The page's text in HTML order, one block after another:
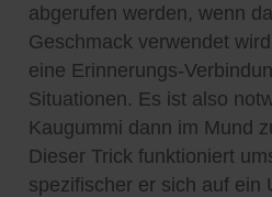
abgerufen werden, wenn
Geschmack verwendet
eine Erinnerungs-
Situationen. Es ist also
Kaugummi dann im Mund
Dieser Trick funktioniert
spezifischer er sich auf ein